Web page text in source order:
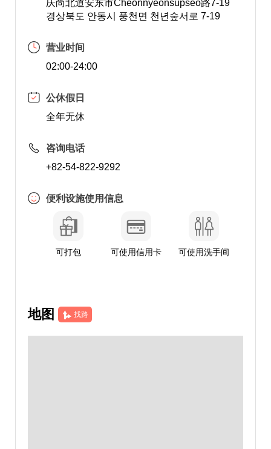
庆尚北道安东市Cheonnyeonsupseo路7-19
경상북도 안동시 풍천면 천년숲서로 7-19
营业时间
02:00-24:00
公休假日
全年无休
咨询电话
+82-54-822-9292
便利设施使用信息
可打包 可使用信用卡 可使用洗手间
地图 找路